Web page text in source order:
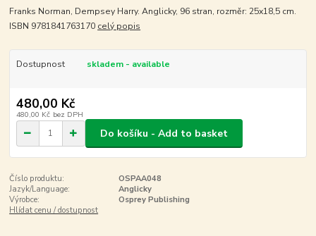
Franks Norman, Dempsey Harry. Anglicky, 96 stran, rozměr: 25x18,5 cm.
ISBN 9781841763170 celý popis
Dostupnost skladem - available
480,00 Kč
480,00 Kč bez DPH
Do košíku - Add to basket
Číslo produktu:
OSPAA048
Jazyk/Language:
Anglicky
Výrobce:
Osprey Publishing
Hlídat cenu / dostupnost